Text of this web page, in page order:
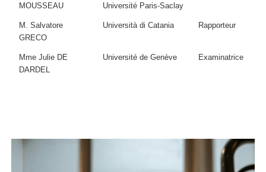
MOUSSEAU
Université Paris-Saclay
M. Salvatore
GRECO
Università di Catania Rapporteur
Mme Julie DE
DARDEL
Université de Genève Examinatrice